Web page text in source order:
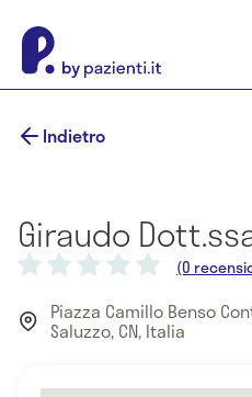
Indietro
Giraudo
(0
Piazza Camillo Benso
Saluzzo, CN, Italia